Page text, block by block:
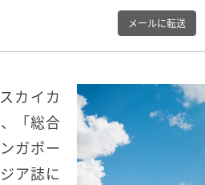
メールに転送
カイカ
「総合
ガポー
ア誌に